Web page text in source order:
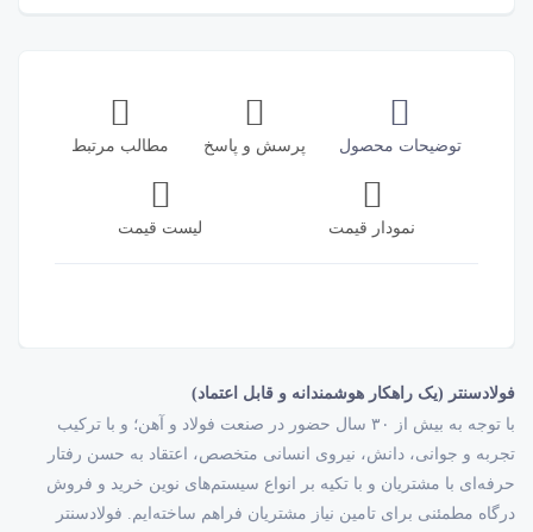
توضیحات محصول پرسش و پاسخ مطالب مرتبط
نمودار قیمت لیست قیمت
فولادسنتر (یک راهکار هوشمندانه و قابل اعتماد)
با توجه به بیش از ۳۰ سال حضور در صنعت فولاد و آهن؛ و با ترکیب
تجربه و جوانی، دانش، نیروی انسانی متخصص، اعتقاد به حسن رفتار
حرفه‌ای با مشتریان و با تکیه بر انواع سیستم‌های نوین خرید و فروش
درگاه مطمئنی برای تامین نیاز مشتریان فراهم ساخته‌ایم. فولادسنتر